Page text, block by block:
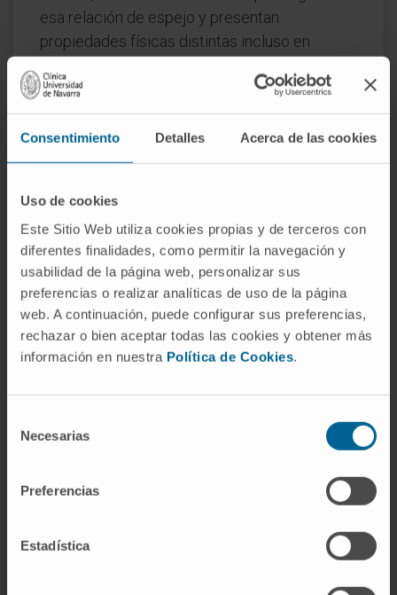
Consentimiento Detalles Acerca de las cookies
Uso de cookies
Este Sitio Web utiliza cookies propias y de terceros con
diferentes finalidades, como permitir la navegación y
usabilidad de la página web, personalizar sus
preferencias o realizar analíticas de uso de la página
web. A continuación, puede configurar sus preferencias,
rechazar o bien aceptar todas las cookies y obtener más
información en nuestra Política de Cookies.
Necesarias
Preferencias
Estadística
esa relación de espejo y presentan
propiedades físicas distintas incluso en
diferente solubilidad. La
quiralidades la
propiedad que subyace a toda esta familia de
relaciones geométricas.
enantiómero?
Del griego ἐνάντιος ("opuesto") y μέρος
("parte"). Literalmente, "partes opuestas". El
término se introdujo en la nomenclatura
química para designar las dos formas
isómero?
moléculas con la misma fórmula molecular
espacial. Los enantiómeros son un subtipo
concreto de isómeros (concretamente, de
estereoisómeros) que se caracterizan por ser